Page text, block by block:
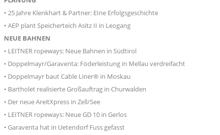
• 25 Jahre Klenkhart & Partner: EIne Erfolgsgeschichte
• AEP plant Speicherteich Asitz II in Leogang
NEUE BAHNEN
• LEITNER ropeways: Neue Bahnen in Südtirol
• Doppelmayr/Garaventa: Föderleistung in Mellau verdreifacht
• Doppelmayr baut Cable Liner® in Moskau
• Bartholet realisierte Großauftrag in Churwalden
• Der neue AreitXpress in Zell/See
• LEITNER ropeways: Neue GD 10 in Gerlos
• Garaventa hat in Uetendorf Fuss gefasst